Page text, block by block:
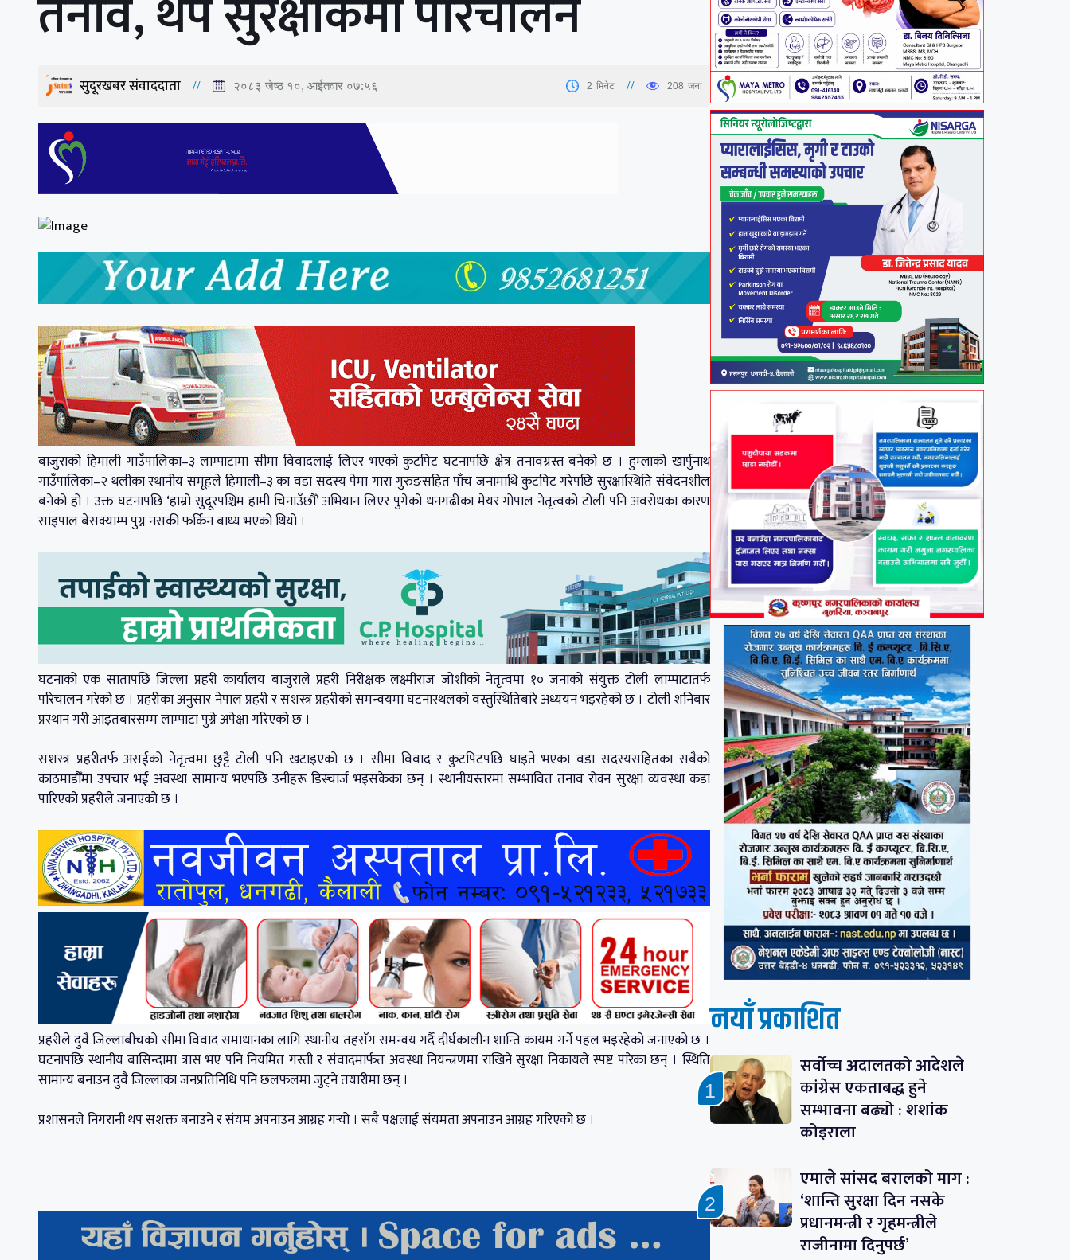
तनाव, थप सुरक्षाकर्मी परिचालन
सुदूरखबर संवाददाता २०८३ जेष्ठ १०, आईतवार ०७:५६ 2 मिनेट 208 जना
बाजुराको हिमाली गाउँपालिका–३ लाम्पाटामा सीमा विवादलाई लिएर भएको कुटपिट घटनापछि क्षेत्र तनावग्रस्त बनेको छ । हुम्लाको खार्पुनाथ
गाउँपालिका–२ थलीका स्थानीय समूहले हिमाली–३ का वडा सदस्य पेमा गारा गुरुङसहित पाँच जनामाथि कुटपिट गरेपछि सुरक्षास्थिति संवेदनशील
बनेको हो । उक्त घटनापछि ‘हाम्रो सुदूरपश्चिम हामी चिनाउँछौँ’ अभियान लिएर पुगेको धनगढीका मेयर गोपाल नेतृत्वको टोली पनि अवरोधका कारण
साइपाल बेसक्याम्प पुग्न नसकी फर्किन बाध्य भएको थियो ।
घटनाको एक सातापछि जिल्ला प्रहरी कार्यालय बाजुराले प्रहरी निरीक्षक लक्ष्मीराज जोशीको नेतृत्वमा १० जनाको संयुक्त टोली लाम्पाटातर्फ
परिचालन गरेको छ । प्रहरीका अनुसार नेपाल प्रहरी र सशस्त्र प्रहरीको समन्वयमा घटनास्थलको वस्तुस्थितिबारे अध्ययन भइरहेको छ । टोली शनिबार
प्रस्थान गरी आइतबारसम्म लाम्पाटा पुग्ने अपेक्षा गरिएको छ ।
सशस्त्र प्रहरीतर्फ असईको नेतृत्वमा छुट्टै टोली पनि खटाइएको छ । सीमा विवाद र कुटपिटपछि घाइते भएका वडा सदस्यसहितका सबैको
काठमाडौँमा उपचार भई अवस्था सामान्य भएपछि उनीहरू डिस्चार्ज भइसकेका छन् । स्थानीयस्तरमा सम्भावित तनाव रोक्न सुरक्षा व्यवस्था कडा
पारिएको प्रहरीले जनाएको छ ।
प्रहरीले दुवै जिल्लाबीचको सीमा विवाद समाधानका लागि स्थानीय तहसँग समन्वय गर्दै दीर्घकालीन शान्ति कायम गर्ने पहल भइरहेको जनाएको छ ।
घटनापछि स्थानीय बासिन्दामा त्रास भए पनि नियमित गस्ती र संवादमार्फत अवस्था नियन्त्रणमा राखिने सुरक्षा निकायले स्पष्ट पारेका छन् । स्थिति
सामान्य बनाउन दुवै जिल्लाका जनप्रतिनिधि पनि छलफलमा जुट्ने तयारीमा छन् ।
प्रशासनले निगरानी थप सशक्त बनाउने र संयम अपनाउन आग्रह गर्‍यो । सबै पक्षलाई संयमता अपनाउन आग्रह गरिएको छ ।
नयाँ प्रकाशित
सर्वोच्च अदालतको आदेशले
कांग्रेस एकताबद्ध हुने
सम्भावना बढ्यो : शशांक
कोइराला
एमाले सांसद बरालको माग :
‘शान्ति सुरक्षा दिन नसके
प्रधानमन्त्री र गृहमन्त्रीले
राजीनामा दिनुपर्छ’